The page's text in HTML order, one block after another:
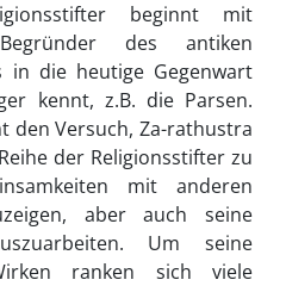
beginnt mit
des antiken
in die heutige Gegenwart
kennt, z.B. die Parsen.
den Versuch, Za-rathustra
der Religionsstifter zu
mit anderen
aber auch seine
Um seine
ranken sich viele